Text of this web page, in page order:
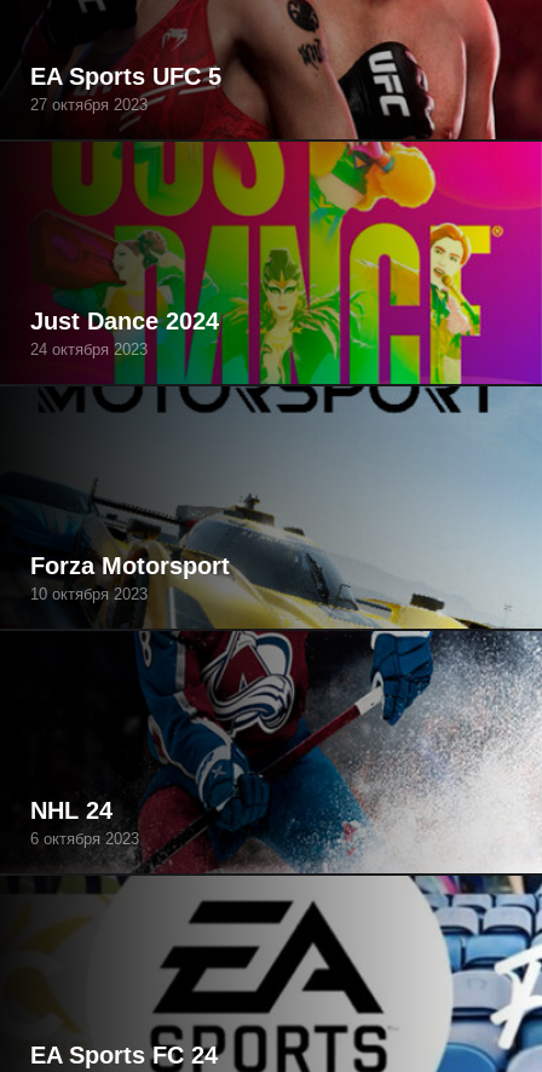
EA Sports UFC 5
27 октября 2023
Just Dance 2024
24 октября 2023
Forza Motorsport
10 октября 2023
NHL 24
6 октября 2023
EA Sports FC 24